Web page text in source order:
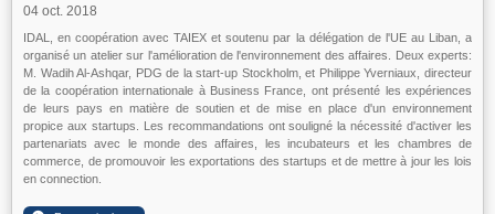
04 oct. 2018
IDAL, en coopération avec TAIEX et soutenu par la délégation de l'UE au Liban, a
organisé un atelier sur l'amélioration de l'environnement des affaires. Deux experts:
M. Wadih Al-Ashqar, PDG de la start-up Stockholm, et Philippe Yverniaux, directeur
de la coopération internationale à Business France, ont présenté les expériences
de leurs pays en matière de soutien et de mise en place d'un environnement
propice aux startups. Les recommandations ont souligné la nécessité d'activer les
partenariats avec le monde des affaires, les incubateurs et les chambres de
commerce, de promouvoir les exportations des startups et de mettre à jour les lois
en connection.